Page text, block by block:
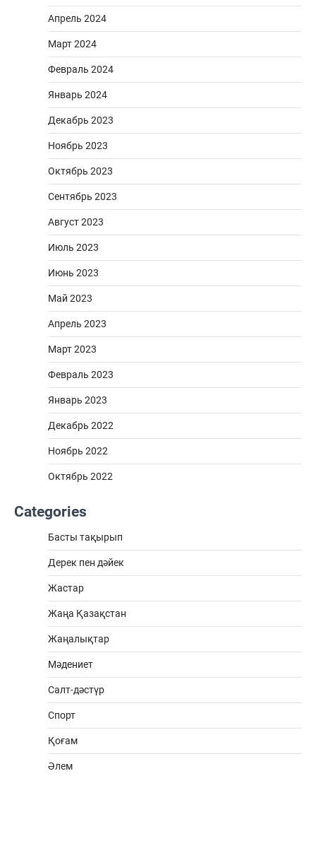
Апрель 2024
Март 2024
Февраль 2024
Январь 2024
Декабрь 2023
Ноябрь 2023
Октябрь 2023
Сентябрь 2023
Август 2023
Июль 2023
Июнь 2023
Май 2023
Апрель 2023
Март 2023
Февраль 2023
Январь 2023
Декабрь 2022
Ноябрь 2022
Октябрь 2022
Categories
Басты тақырып
Дерек пен дәйек
Жастар
Жаңа Қазақстан
Жаңалықтар
Мәдениет
Салт-дәстүр
Спорт
Қоғам
Әлем